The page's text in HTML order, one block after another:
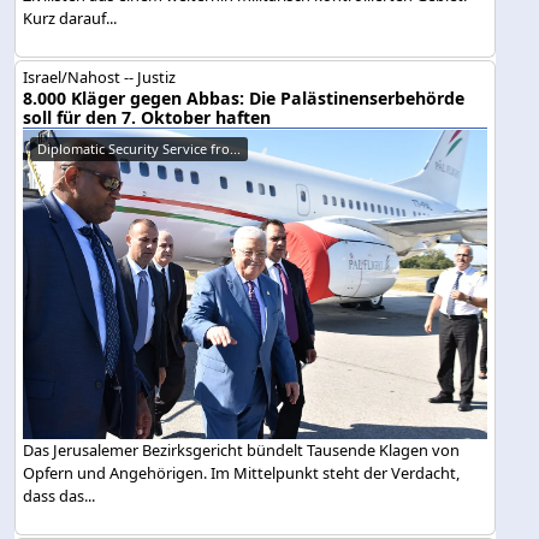
Kurz darauf...
Israel/Nahost -- Justiz
8.000 Kläger gegen Abbas: Die Palästinenserbehörde
soll für den 7. Oktober haften
Diplomatic Security Service fro...
Das Jerusalemer Bezirksgericht bündelt Tausende Klagen von
Opfern und Angehörigen. Im Mittelpunkt steht der Verdacht,
dass das...